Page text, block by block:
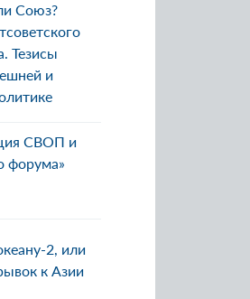
Союз?
Тезисы
и
СВОП и
форума»
2, или
к Азии